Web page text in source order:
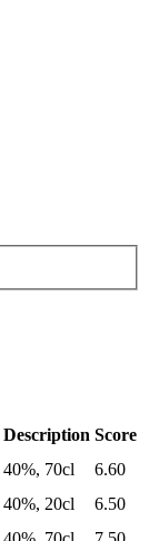
Description Score
40%, 70cl
6.60
40%, 20cl
6.50